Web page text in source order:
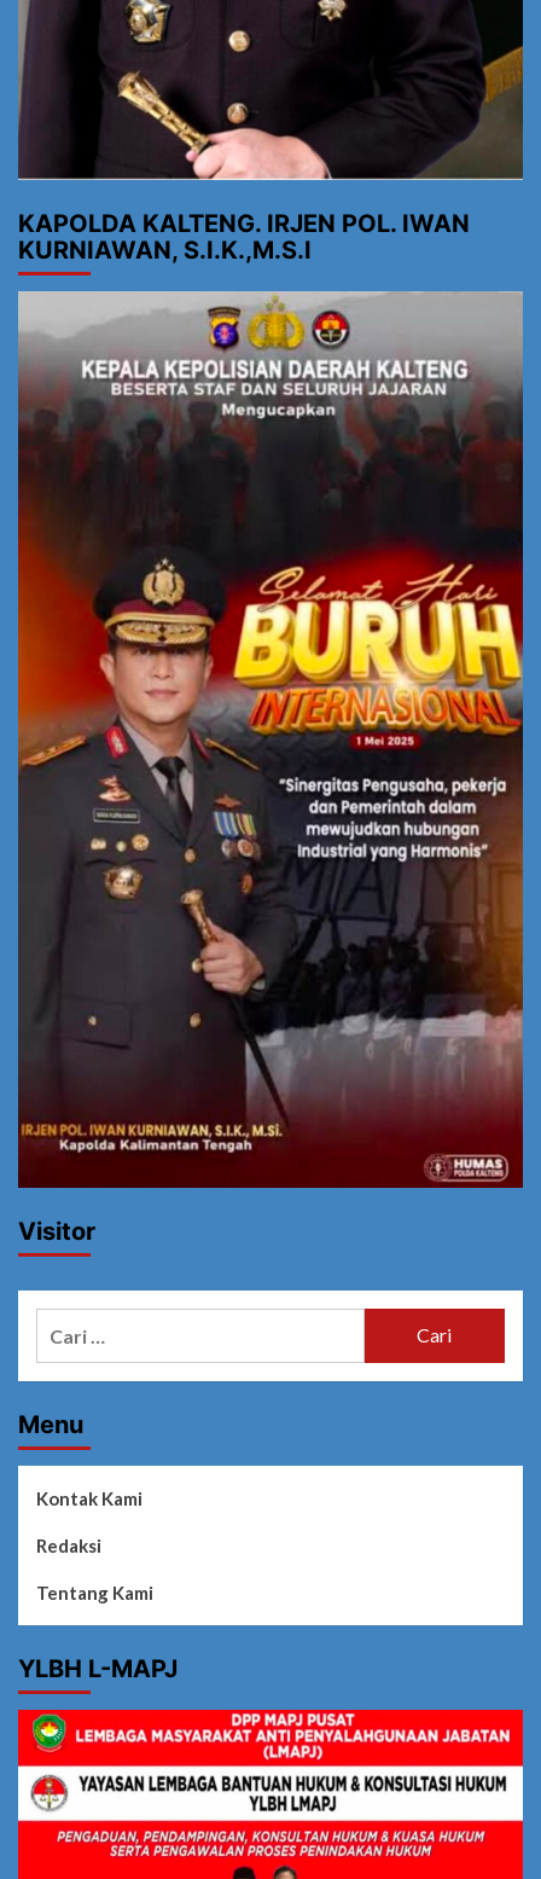
KAPOLDA KALTENG. IRJEN POL. IWAN
KURNIAWAN, S.I.K.,M.S.I
Visitor
Menu
Kontak Kami
Redaksi
Tentang Kami
YLBH L-MAPJ